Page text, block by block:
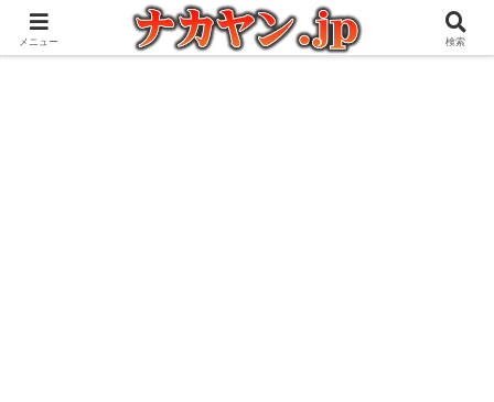
アウトドアとガジェット好きな管理人の愉快な日々を綴るブログ
メニュー 検索